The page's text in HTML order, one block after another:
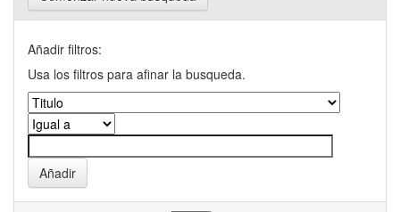
Añadir filtros:
Usa los filtros para afinar la busqueda.